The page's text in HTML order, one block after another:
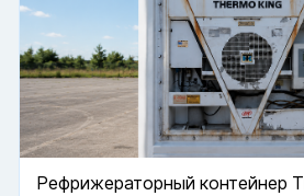
Рефрижераторный контейнер